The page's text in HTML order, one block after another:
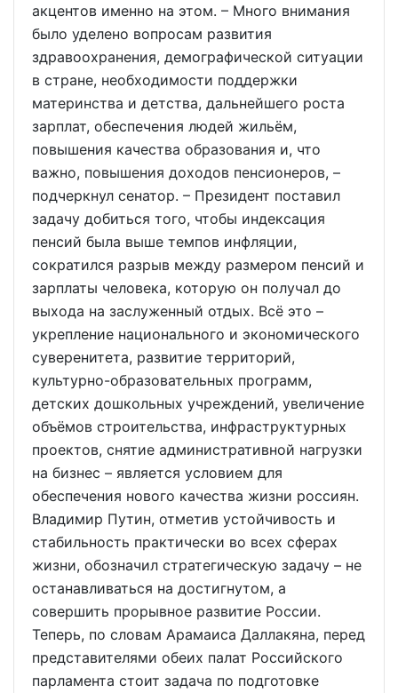
акцентов именно на этом. – Много внимания
было уделено вопросам развития
здравоохранения, демографической ситуации
в стране, необходимости поддержки
материнства и детства, дальнейшего роста
зарплат, обеспечения людей жильём,
повышения качества образования и, что
важно, повышения доходов пенсионеров, –
подчеркнул сенатор. – Президент поставил
задачу добиться того, чтобы индексация
пенсий была выше темпов инфляции,
сократился разрыв между размером пенсий и
зарплаты человека, которую он получал до
выхода на заслуженный отдых. Всё это –
укрепление национального и экономического
суверенитета, развитие территорий,
культурно-образовательных программ,
детских дошкольных учреждений, увеличение
объёмов строительства, инфраструктурных
проектов, снятие административной нагрузки
на бизнес – является условием для
обеспечения нового качества жизни россиян.
Владимир Путин, отметив устойчивость и
стабильность практически во всех сферах
жизни, обозначил стратегическую задачу – не
останавливаться на достигнутом, а
совершить прорывное развитие России.
Теперь, по словам Арамаиса Даллакяна, перед
представителями обеих палат Российского
парламента стоит задача по подготовке